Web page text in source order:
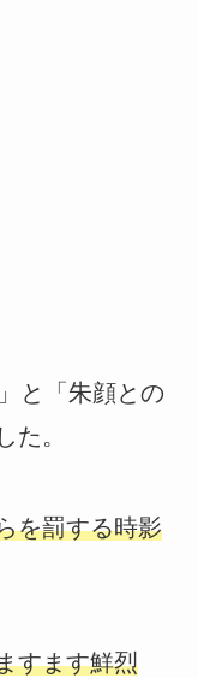
と「朱顔との
た。
を罰する時影
すます鮮烈